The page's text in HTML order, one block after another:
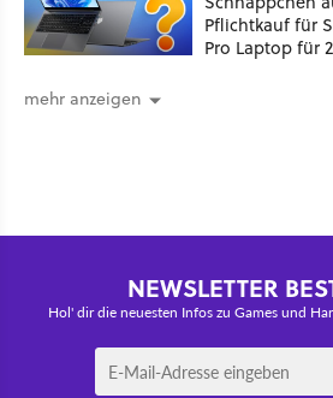
Pflichtkauf für
Pro Laptop für
mehr anzeigen
NEWSLETTER
Hol' dir die neuesten Infos zu Games und